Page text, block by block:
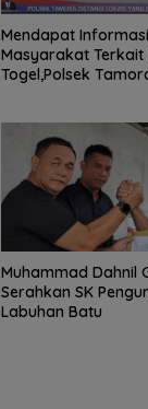
Mendapat
Masyarakat Terkait
Togel,Polsek
Muhammad Dahnil
Serahkan SK
Labuhan Batu